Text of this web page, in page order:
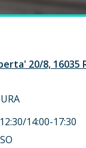
20/8, 16035
14:00-17:30